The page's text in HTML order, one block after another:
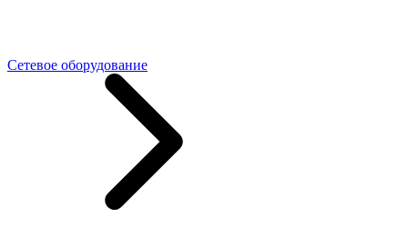
Сетевое оборудование